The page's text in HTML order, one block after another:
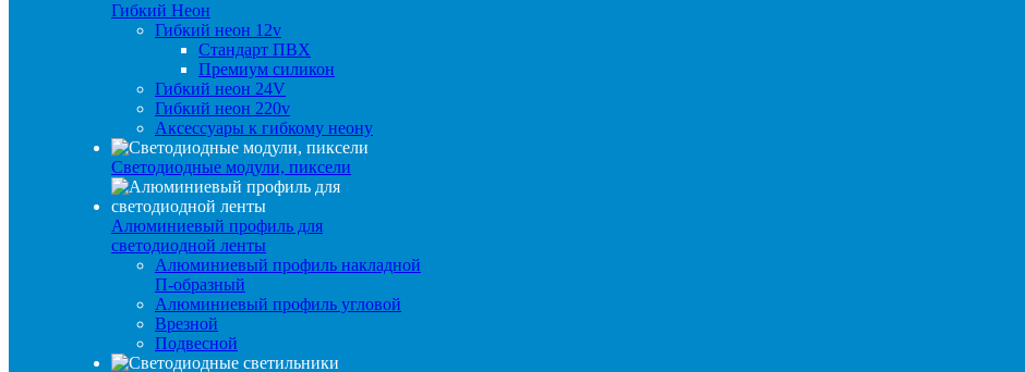
Гибкий Неон
Гибкий неон 12v
Стандарт ПВХ
Премиум силикон
Гибкий неон 24V
Гибкий неон 220v
Аксессуары к гибкому неону
Светодиодные модули, пиксели
Алюминиевый профиль для
светодиодной ленты
Алюминиевый профиль накладной
П-образный
Алюминиевый профиль угловой
Врезной
Подвесной